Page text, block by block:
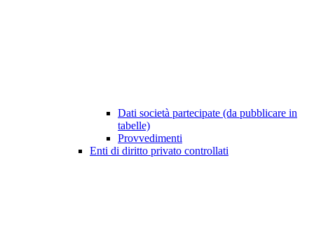
Dati società partecipate (da pubblicare in
tabelle)
Provvedimenti
Enti di diritto privato controllati